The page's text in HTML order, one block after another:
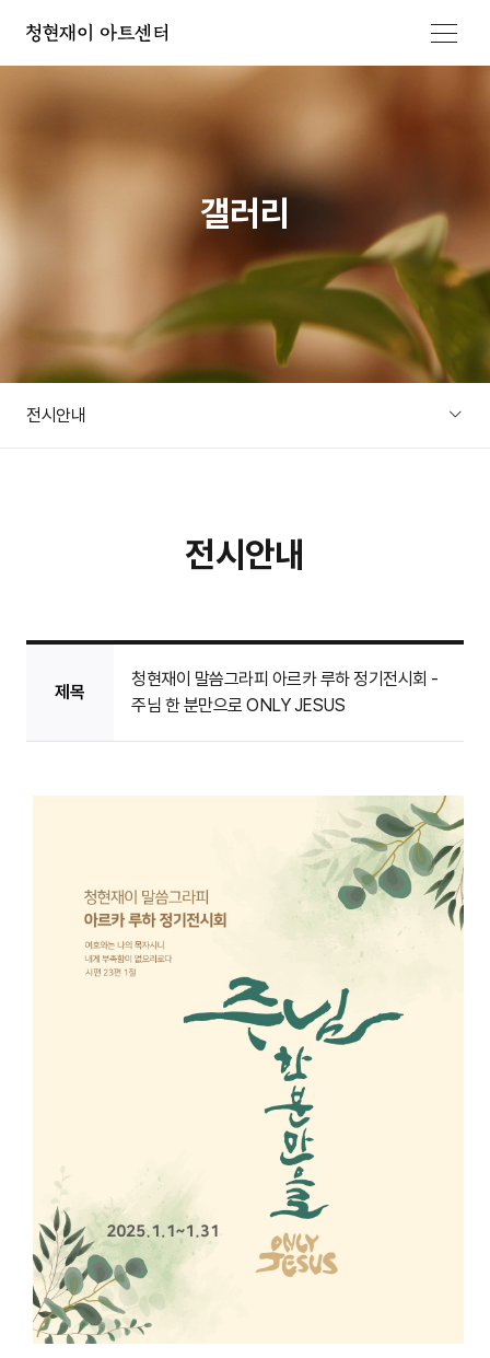
메뉴 열기
갤러리
전시안내
전시안내
제목
청현재이 말씀그라피 아르카 루하 정기전시회 -
주님 한 분만으로 ONLY JESUS